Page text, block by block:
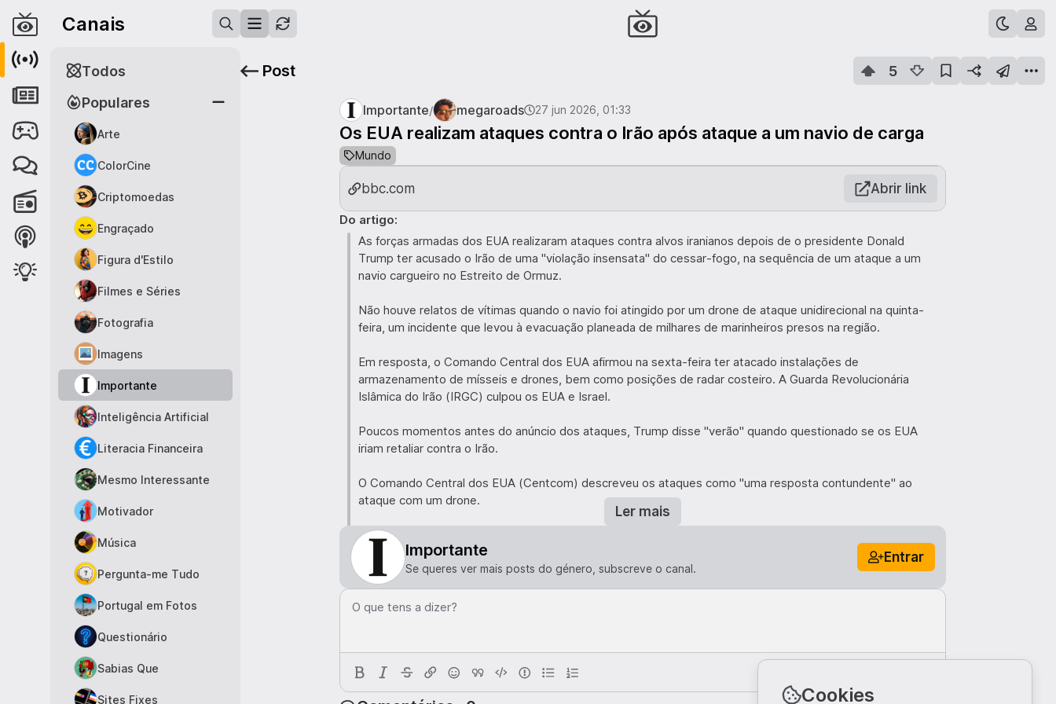
Canais
Populares
Arte
ColorCine
Criptomoedas
Engraçado
Figura d'Estilo
Filmes e Séries
Fotografia
Imagens
Importante
Inteligência Artificial
Literacia Financeira
Mesmo Interessante
Motivador
Música
Pergunta-me Tudo
Portugal em Fotos
Questionário
Sabias Que
Sites Fixes
Todos Post 5
Importante/ megaroads 27 jun 2026, 01:33
Os EUA realizam ataques contra o Irão após ataque a um navio de carga
Mundo
bbc.com Abrir link
Do artigo:
As forças armadas dos EUA realizaram ataques contra alvos iranianos depois de o presidente Donald
Trump ter acusado o Irão de uma "violação insensata" do cessar-fogo, na sequência de um ataque a um
navio cargueiro no Estreito de Ormuz.
Não houve relatos de vítimas quando o navio foi atingido por um drone de ataque unidirecional na quinta-
feira, um incidente que levou à evacuação planeada de milhares de marinheiros presos na região.
Em resposta, o Comando Central dos EUA afirmou na sexta-feira ter atacado instalações de
armazenamento de mísseis e drones, bem como posições de radar costeiro. A Guarda Revolucionária
Islâmica do Irão (IRGC) culpou os EUA e Israel.
Poucos momentos antes do anúncio dos ataques, Trump disse "verão" quando questionado se os EUA
iriam retaliar contra o Irão.
O Comando Central dos EUA (Centcom) descreveu os ataques como "uma resposta contundente" ao
ataque com um drone.
"A agressão injustificada contra a navegação comercial por parte das forças iranianas violou claramente o
cessar-fogo", afirmou em comunicado.
Além disso, o comportamento perigoso do Irão prejudicou a liberdade de navegação, dado que o comércio
flui cada vez mais através deste vital corredor comercial internacional.
prestar coordenação e apoio para garantir a passagem segura das embarcações comerciais que transitam
pelo estreito.
Ler mais
Importante
Se queres ver mais posts do género, subscreve o canal.
Entrar
O que tens a dizer?
Cookies